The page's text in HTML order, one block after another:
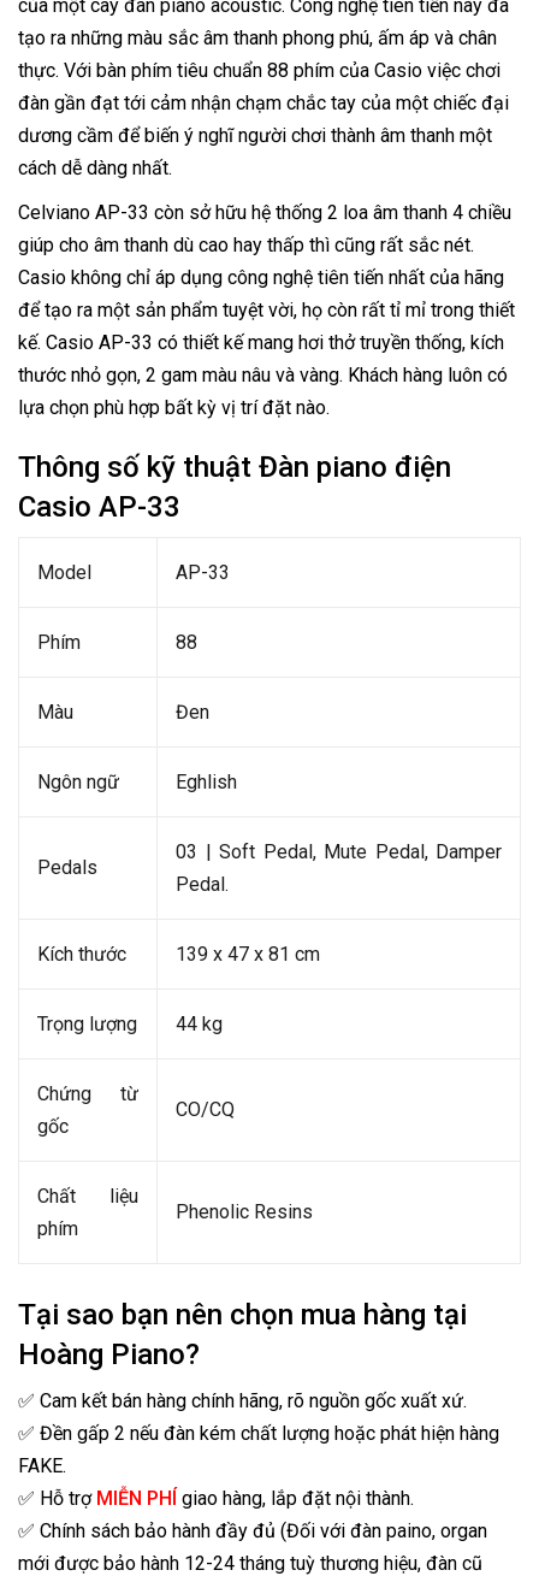
của một cây đàn piano acoustic. Công nghệ tiên tiến này đã
tạo ra những màu sắc âm thanh phong phú, ấm áp và chân
thực. Với bàn phím tiêu chuẩn 88 phím của Casio việc chơi
đàn gần đạt tới cảm nhận chạm chắc tay của một chiếc đại
dương cầm để biến ý nghĩ người chơi thành âm thanh một
cách dễ dàng nhất.
Celviano AP-33 còn sở hữu hệ thống 2 loa âm thanh 4 chiều
giúp cho âm thanh dù cao hay thấp thì cũng rất sắc nét.
Casio không chỉ áp dụng công nghệ tiên tiến nhất của hãng
để tạo ra một sản phẩm tuyệt vời, họ còn rất tỉ mỉ trong thiết
kế. Casio AP-33 có thiết kế mang hơi thở truyền thống, kích
thước nhỏ gọn, 2 gam màu nâu và vàng. Khách hàng luôn có
lựa chọn phù hợp bất kỳ vị trí đặt nào.
Thông số kỹ thuật Đàn piano điện
Casio AP-33
Model AP-33
Phím 88
Màu Đen
Ngôn ngữ Eghlish
Pedals
03 | Soft Pedal, Mute Pedal, Damper
Pedal.
Kích thước 139 x 47 x 81 cm
Trọng lượng 44 kg
Chứng từ
gốc
CO/CQ
Chất liệu
phím
Phenolic Resins
Tại sao bạn nên chọn mua hàng tại
Hoàng Piano?
✅ Cam kết bán hàng chính hãng, rõ nguồn gốc xuất xứ.
✅ Đền gấp 2 nếu đàn kém chất lượng hoặc phát hiện hàng
FAKE.
✅ Hỗ trợ MIỄN PHÍ giao hàng, lắp đặt nội thành.
✅ Chính sách bảo hành đầy đủ (Đối với đàn paino, organ
mới được bảo hành 12-24 tháng tuỳ thương hiệu, đàn cũ